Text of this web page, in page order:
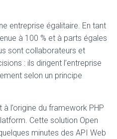
entreprise égalitaire. En tant
à 100 % et à parts égales
sont collaborateurs et
: ils dirigent l’entreprise
selon un principe
l’origine du framework PHP
Cette solution Open
minutes des API Web